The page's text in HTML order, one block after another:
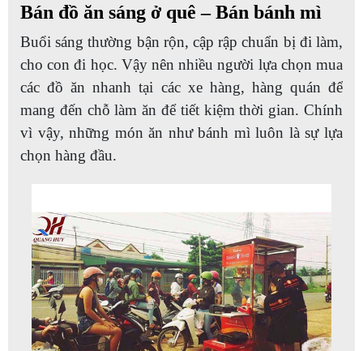
Bán đồ ăn sáng ở quê – Bán bánh mì
Buổi sáng thường bận rộn, cập rập chuẩn bị đi làm,
cho con đi học. Vậy nên nhiều người lựa chọn mua
các đồ ăn nhanh tại các xe hàng, hàng quán để
mang đến chỗ làm ăn để tiết kiệm thời gian. Chính
vì vậy, những món ăn như bánh mì luôn là sự lựa
chọn hàng đầu.